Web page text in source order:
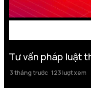
Tư vấn pháp luật
3 tháng trước 123 lượt xem